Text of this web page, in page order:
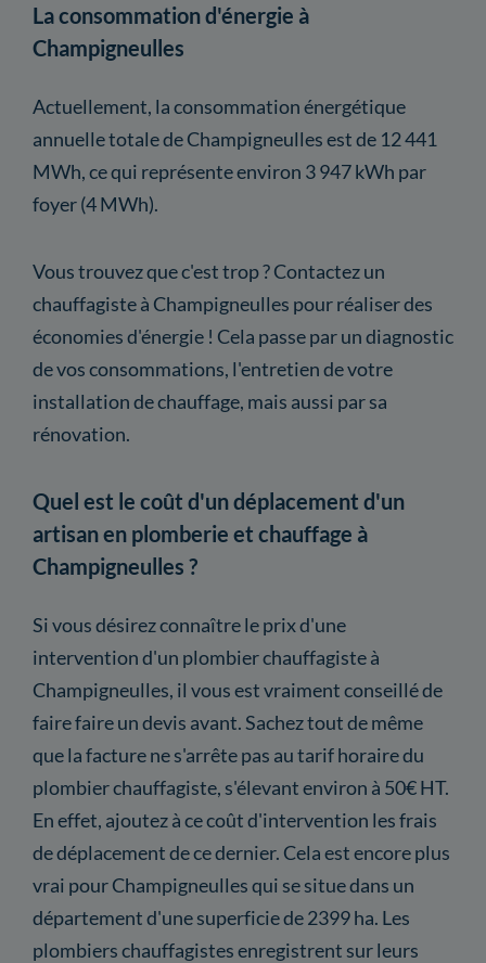
La consommation d'énergie à
Champigneulles
Actuellement, la consommation énergétique
annuelle totale de Champigneulles est de 12 441
MWh, ce qui représente environ 3 947 kWh par
foyer (4 MWh).
Vous trouvez que c'est trop ? Contactez un
chauffagiste à Champigneulles pour réaliser des
économies d'énergie ! Cela passe par un diagnostic
de vos consommations, l'entretien de votre
installation de chauffage, mais aussi par sa
rénovation.
Quel est le coût d'un déplacement d'un
artisan en plomberie et chauffage à
Champigneulles ?
Si vous désirez connaître le prix d'une
intervention d'un plombier chauffagiste à
Champigneulles, il vous est vraiment conseillé de
faire faire un devis avant. Sachez tout de même
que la facture ne s'arrête pas au tarif horaire du
plombier chauffagiste, s'élevant environ à 50€ HT.
En effet, ajoutez à ce coût d'intervention les frais
de déplacement de ce dernier. Cela est encore plus
vrai pour Champigneulles qui se situe dans un
département d'une superficie de 2399 ha. Les
plombiers chauffagistes enregistrent sur leurs